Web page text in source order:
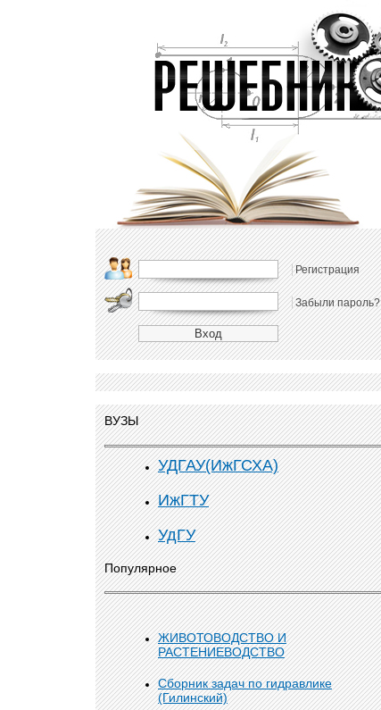
Регистрация
Забыли пароль?
ВУЗЫ
УДГАУ(ИжГСХА)
ИжГТУ
УдГУ
Популярное
ЖИВОТОВОДСТВО И
РАСТЕНИЕВОДСТВО
Сборник задач по гидравлике
(Гилинский)